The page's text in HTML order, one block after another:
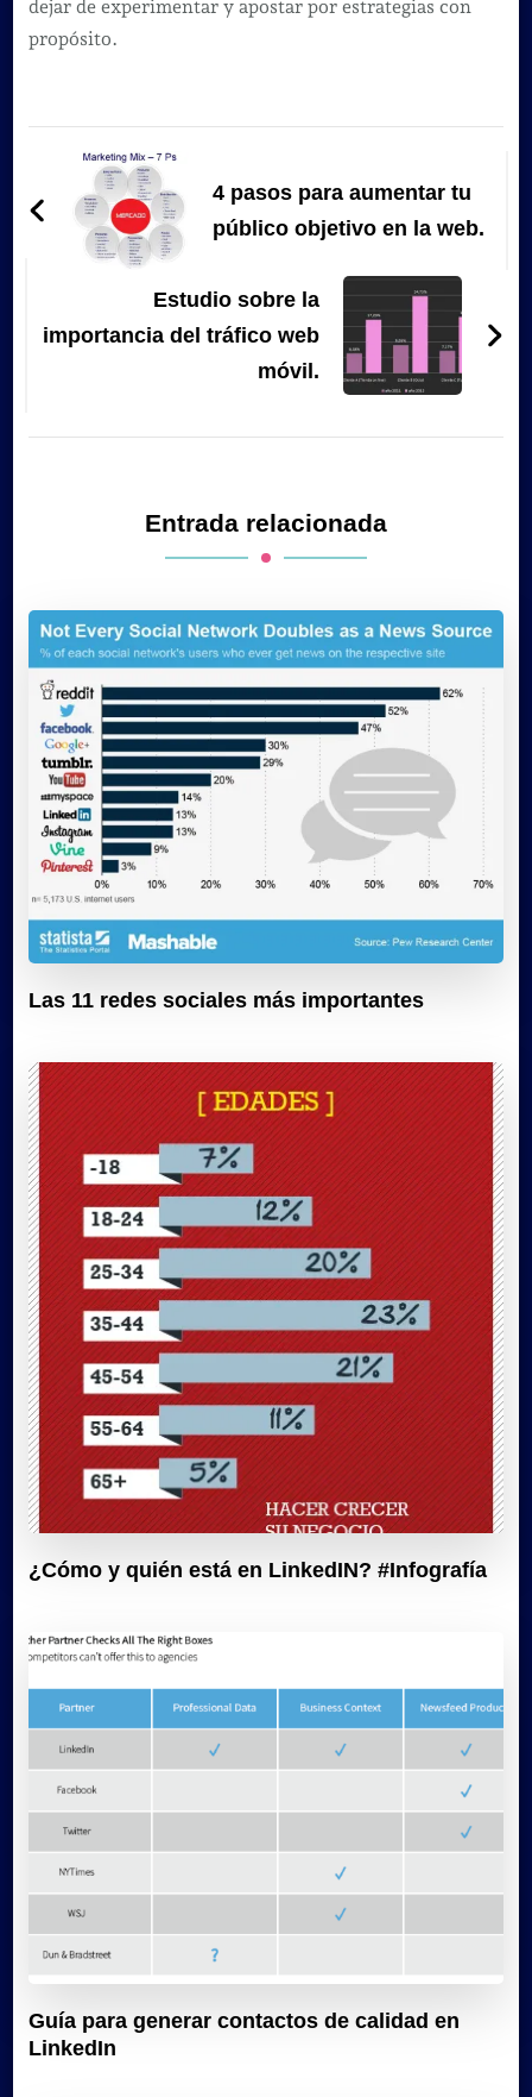
dejar de experimentar y apostar por estrategias con
propósito.
Navegación
de
entradas
4 pasos para aumentar tu
público objetivo en la web.
Estudio sobre la
importancia del tráfico web
móvil.
Entrada relacionada
Las 11 redes sociales más importantes
¿Cómo y quién está en LinkedIN? #Infografía
Guía para generar contactos de calidad en
LinkedIn